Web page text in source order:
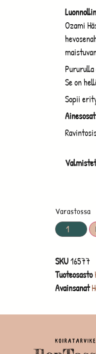
Ozami
Pururulla
Se on
Sopii
Varastossa
SKU16577
Tuoteosasto
Avainsanat